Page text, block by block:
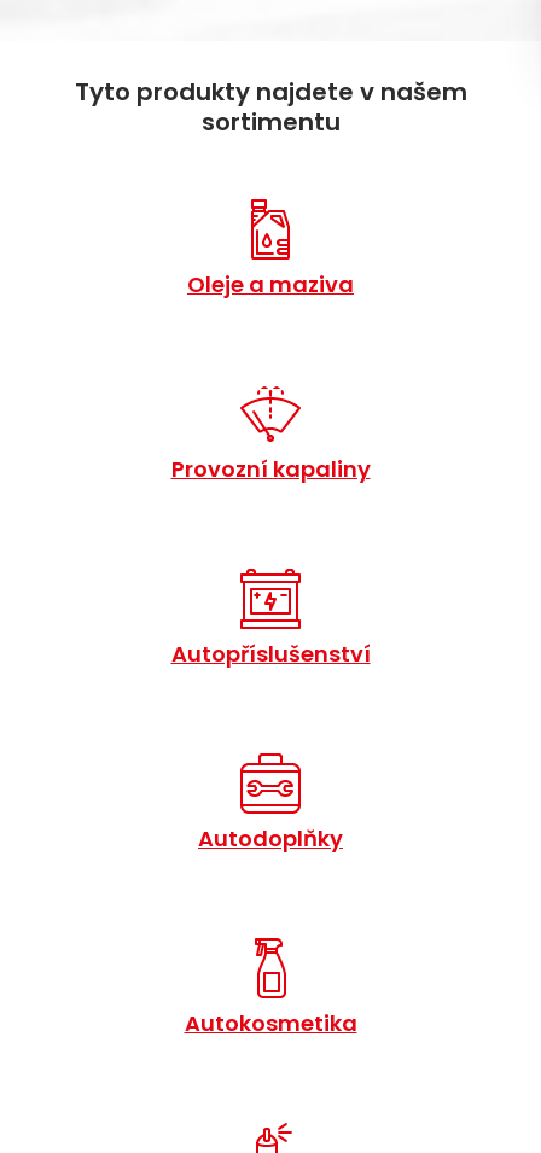
Tyto produkty najdete v našem
sortimentu
Oleje a maziva
Provozní kapaliny
Autopříslušenství
Autodoplňky
Autokosmetika